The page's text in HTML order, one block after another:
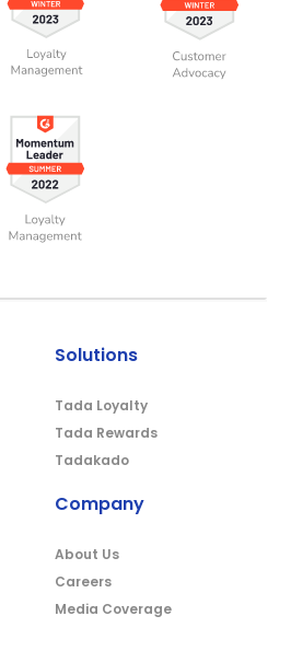
Solutions
Tada Loyalty
Tada Rewards
Tadakado
Company
About Us
Careers
Media Coverage